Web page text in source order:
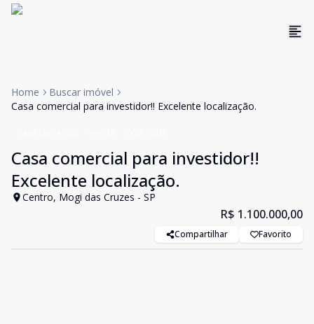
Home
Buscar imóvel
Casa comercial para investidor!! Excelente localização.
Casa comercial para investidor!!
Excelente localização.
Centro, Mogi das Cruzes - SP
R$ 1.100.000,00
Compartilhar Favorito